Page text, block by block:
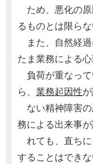
ため、悪化の原
るものとは限らな
また、自然経過
たま業務による
負荷が重なって
ら、 業務起因性
ない精神障害の
務による出来事
れても、直ちに
することはでき